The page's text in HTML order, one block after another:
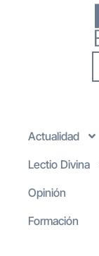
Actualidad
Lectio Divina
Opinión
Formación